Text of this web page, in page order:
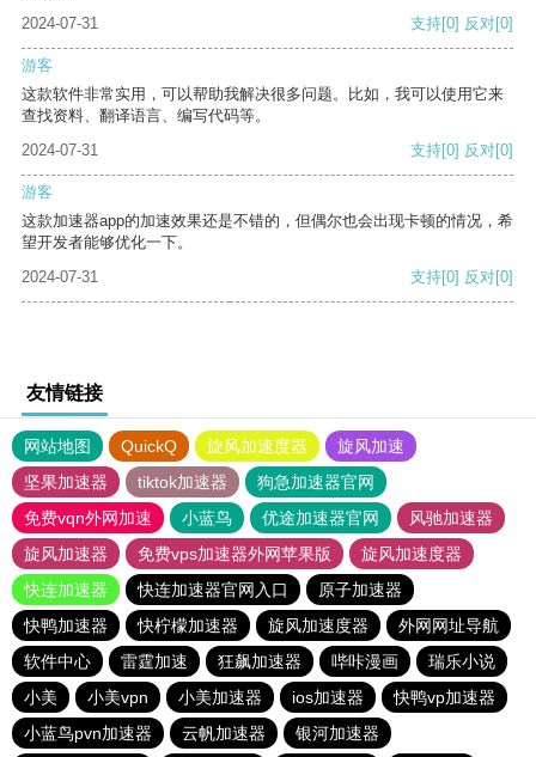
2024-07-31
支持[0] 反对[0]
游客
这款软件非常实用，可以帮助我解决很多问题。比如，我可以使用它来
查找资料、翻译语言、编写代码等。
2024-07-31
支持[0] 反对[0]
游客
这款加速器app的加速效果还是不错的，但偶尔也会出现卡顿的情况，希
望开发者能够优化一下。
2024-07-31
支持[0] 反对[0]
友情链接
网站地图 QuickQ 旋风加速度器
旋风加速
坚果加速器
tiktok加速器
狗急加速器官网
免费vqn外网加速
小蓝鸟 优途加速器官网
风驰加速器
旋风加速器
免费vps加速器外网苹果版
旋风加速度器
快连加速器
快连加速器官网入口
原子加速器
快鸭加速器
快柠檬加速器 旋风加速度器
外网网址导航
软件中心
雷霆加速 狂飙加速器 哔咔漫画
瑞乐小说
小美
小美vpn 小美加速器 ios加速器
快鸭vp加速器
小蓝鸟pvn加速器
云帆加速器 银河加速器